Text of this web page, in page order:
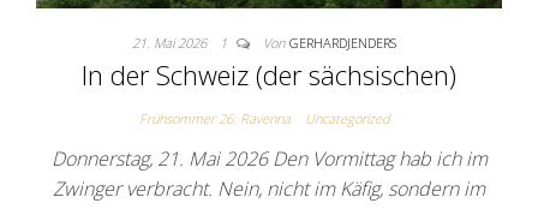
21. Mai 2026 1 Von GERHARDJENDERS
In der Schweiz (der sächsischen)
Frühsommer 26: Ravenna Uncategorized
Donnerstag, 21. Mai 2026 Den Vormittag hab ich im
Zwinger verbracht. Nein, nicht im Käfig, sondern im